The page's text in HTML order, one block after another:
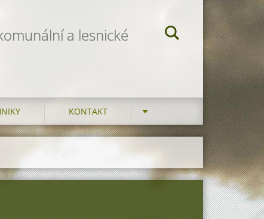
a lesnické
KONTAKT